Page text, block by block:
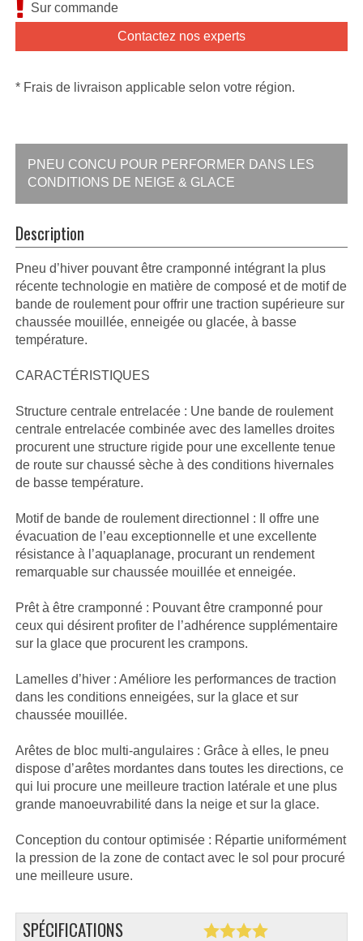
Sur commande
Contactez nos experts
* Frais de livraison applicable selon votre région.
PNEU CONCU POUR PERFORMER DANS LES
CONDITIONS DE NEIGE & GLACE
Description
Pneu d’hiver pouvant être cramponné intégrant la plus
récente technologie en matière de composé et de motif de
bande de roulement pour offrir une traction supérieure sur
chaussée mouillée, enneigée ou glacée, à basse
température.
CARACTÉRISTIQUES
Structure centrale entrelacée : Une bande de roulement
centrale entrelacée combinée avec des lamelles droites
procurent une structure rigide pour une excellente tenue
de route sur chaussé sèche à des conditions hivernales
de basse température.
Motif de bande de roulement directionnel : Il offre une
évacuation de l’eau exceptionnelle et une excellente
résistance à l’aquaplanage, procurant un rendement
remarquable sur chaussée mouillée et enneigée.
Prêt à être cramponné : Pouvant être cramponné pour
ceux qui désirent profiter de l’adhérence supplémentaire
sur la glace que procurent les crampons.
Lamelles d’hiver : Améliore les performances de traction
dans les conditions enneigées, sur la glace et sur
chaussée mouillée.
Arêtes de bloc multi-angulaires : Grâce à elles, le pneu
dispose d’arêtes mordantes dans toutes les directions, ce
qui lui procure une meilleure traction latérale et une plus
grande manoeuvrabilité dans la neige et sur la glace.
Conception du contour optimisée : Répartie uniformément
la pression de la zone de contact avec le sol pour procuré
une meilleure usure.
SPÉCIFICATIONS